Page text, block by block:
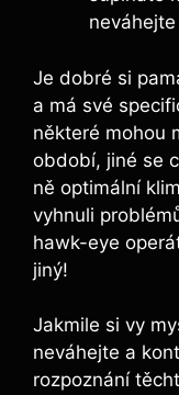
Je dobré si
a má své
některé mohou
období, jiné se
ně optimální
vyhnuli
hawk-eye
jiný!
Jakmile si vy
neváhejte a
rozpoznání